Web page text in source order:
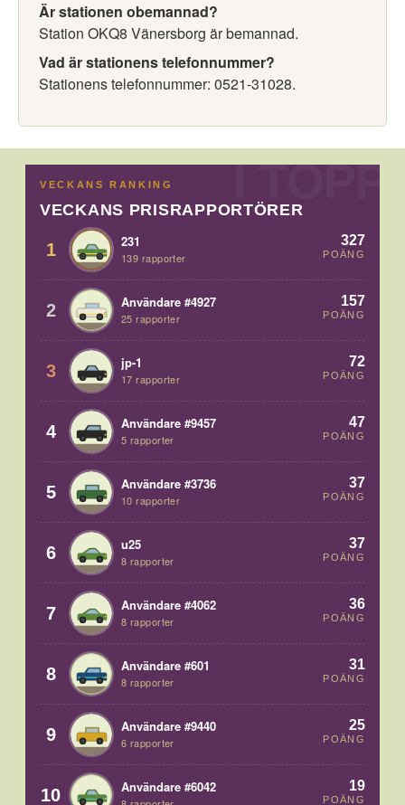
Är stationen obemannad?
Station OKQ8 Vänersborg är bemannad.
Vad är stationens telefonnummer?
Stationens telefonnummer: 0521-31028.
VECKANS RANKING
VECKANS PRISRAPPORTÖRER
1 231
139 rapporter
327
POÄNG
2 Användare #4927
25 rapporter
157
POÄNG
3 jp-1
17 rapporter
72
POÄNG
4 Användare #9457
5 rapporter
47
POÄNG
5 Användare #3736
10 rapporter
37
POÄNG
6 u25
8 rapporter
37
POÄNG
7 Användare #4062
8 rapporter
36
POÄNG
8 Användare #601
8 rapporter
31
POÄNG
9 Användare #9440
6 rapporter
25
POÄNG
10 Användare #6042 19
POÄNG